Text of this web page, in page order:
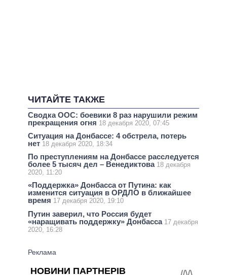
ЧИТАЙТЕ ТАКЖЕ
Сводка ООС: боевики 8 раз нарушили режим
прекращения огня 18 декабря 2020, 07:45
Ситуация на Донбассе: 4 обстрела, потерь
нет 18 декабря 2020, 18:34
По преступлениям на Донбассе расследуется
более 5 тысяч дел – Венедиктова 18 декабря
2020, 11:20
«Поддержка» Донбасса от Путина: как
изменится ситуация в ОРДЛО в ближайшее
время 17 декабря 2020, 19:10
Путин заверил, что Россия будет
«наращивать поддержку» Донбасса 17 декабря
2020, 16:28